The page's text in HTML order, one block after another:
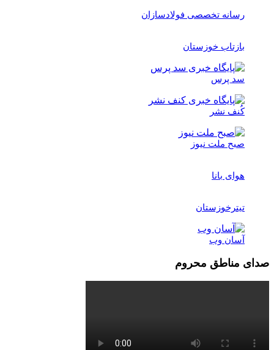
رسانه تخصصی فولادسازان
بازتاب خوزستان
سد پرس
کُنف نشر
صبح ملت نیوز
هوای بانا
تیترخوزستان
آسان وب
صدای مناطق محروم